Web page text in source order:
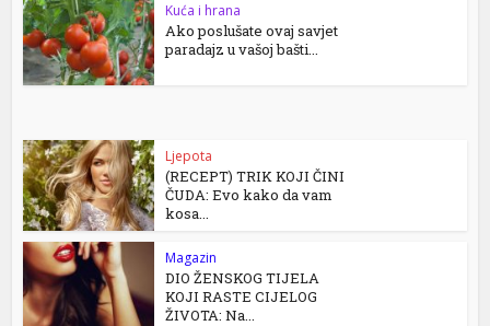
Kuća i hrana
Ako poslušate ovaj savjet
paradajz u vašoj bašti...
Ljepota
(RECEPT) TRIK KOJI ČINI
ČUDA: Evo kako da vam
kosa...
Magazin
DIO ŽENSKOG TIJELA
KOJI RASTE CIJELOG
ŽIVOTA: Na...